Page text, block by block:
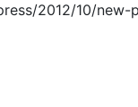
2012/10/